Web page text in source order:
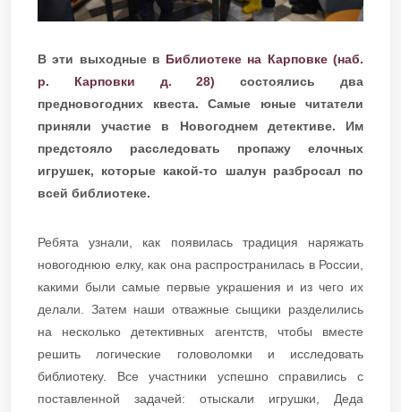
В эти выходные в Библиотеке на Карповке (наб.
р. Карповки д. 28) состоялись два
предновогодних квеста. Самые юные читатели
приняли участие в Новогоднем детективе. Им
предстояло расследовать пропажу елочных
игрушек, которые какой-то шалун разбросал по
всей библиотеке.
Ребята узнали, как появилась традиция наряжать
новогоднюю елку, как она распространилась в России,
какими были самые первые украшения и из чего их
делали. Затем наши отважные сыщики разделились
на несколько детективных агентств, чтобы вместе
решить логические головоломки и исследовать
библиотеку. Все участники успешно справились с
поставленной задачей: отыскали игрушки, Деда